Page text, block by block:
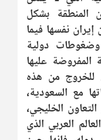
المنطقة بشكل
نفسها فيما
دولية
المفروضة عليها
للخروج من هذه
مع السعودية،
الخليجي،
العربي الذي